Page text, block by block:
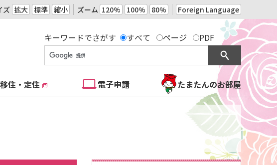
ズ 拡大 標準 縮小 ズーム 120% 100% 80% Foreign Language
キーワードでさがす すべて ページ PDF
移住・定住 電子申請 たまたんのお部屋